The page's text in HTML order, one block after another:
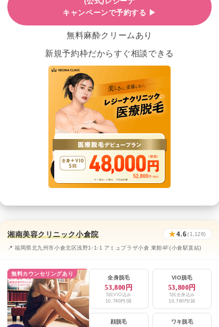
キャンペーンで予約する ▶
無料麻酔クリームあり
新規予約枠だからすぐ相談できる
湘南美容クリニック小倉院 ★4.6(1,128)
📍 福岡県北九州市小倉北区浅野1-1-1 アミュプラザ小倉 東館4F(小倉駅直結)
無料カウンセリングあり
全身脱毛
53,800円
5回VIO込み
10,760円/回
VIO脱毛
53,800円
5回全身込み
10,760円/回
顔脱毛 ワキ脱毛